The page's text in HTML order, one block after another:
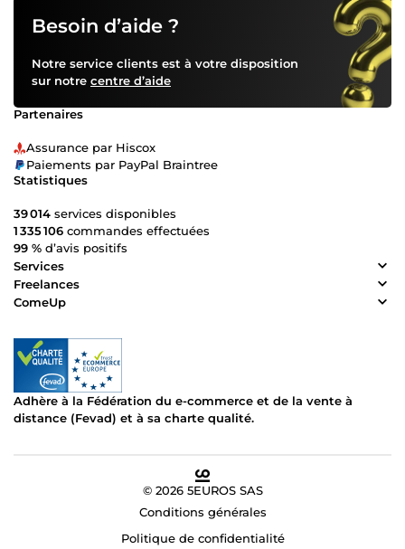
Besoin d’aide ?
Notre service clients est à votre disposition
sur notre centre d’aide
Partenaires
Assurance par Hiscox
Paiements par PayPal Braintree
Statistiques
39 014 services disponibles
1 335 106 commandes effectuées
99 % d’avis positifs
Services
Freelances
ComeUp
Adhère à la Fédération du e-commerce et de la vente à
distance (Fevad) et à sa charte qualité.
© 2026 5EUROS SAS
Conditions générales
Politique de confidentialité